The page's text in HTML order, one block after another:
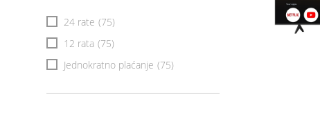
24 rate (75)
12 rata (75)
Jednokratno plaćanje (75)